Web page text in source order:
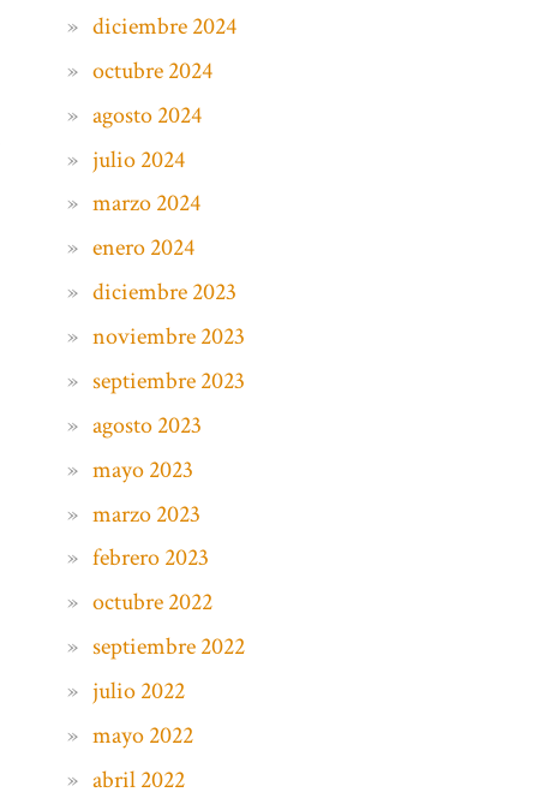
diciembre 2024
octubre 2024
agosto 2024
julio 2024
marzo 2024
enero 2024
diciembre 2023
noviembre 2023
septiembre 2023
agosto 2023
mayo 2023
marzo 2023
febrero 2023
octubre 2022
septiembre 2022
julio 2022
mayo 2022
abril 2022